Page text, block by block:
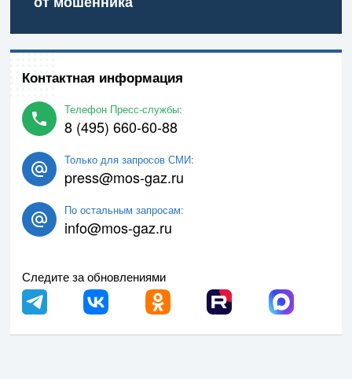
Контактная информация
Телефон Пресс-службы:
8 (495) 660-60-88
Только для запросов СМИ:
press@mos-gaz.ru
По остальным запросам:
info@mos-gaz.ru
Следите за обновлениями